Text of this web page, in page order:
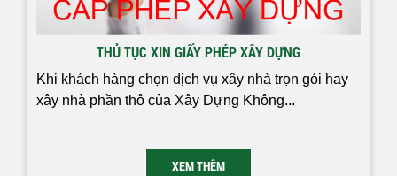
THỦ TỤC XIN GIẤY PHÉP XÂY DỰNG
Khi khách hàng chọn dịch vụ xây nhà trọn gói hay
xây nhà phần thô của Xây Dựng Không...
XEM THÊM